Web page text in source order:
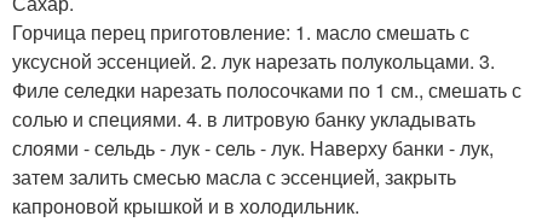
Горчица перец приготовление: 1. масло смешать с
уксусной эссенцией. 2. лук нарезать полукольцами. 3.
Филе селедки нарезать полосочками по 1 см., смешать с
солью и специями. 4. в литровую банку укладывать
слоями - сельдь - лук - сель - лук. Наверху банки - лук,
затем залить смесью масла с эссенцией, закрыть
капроновой крышкой и в холодильник.